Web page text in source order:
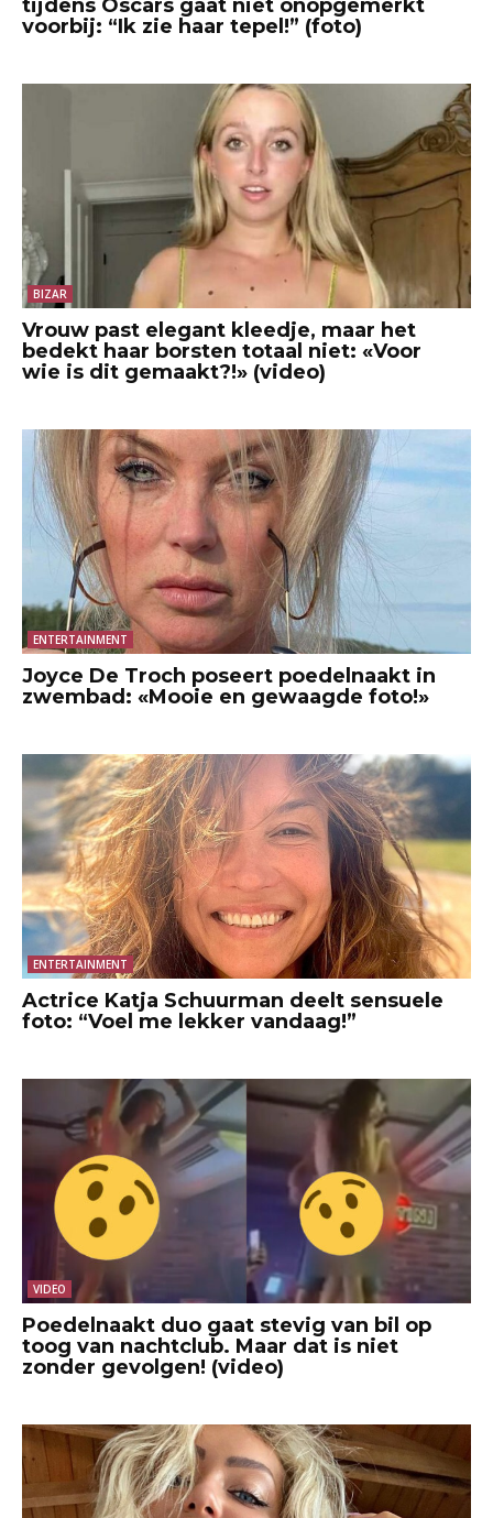
tijdens Oscars gaat niet onopgemerkt
voorbij: “Ik zie haar tepel!” (foto)
BIZAR
Vrouw past elegant kleedje, maar het
bedekt haar borsten totaal niet: «Voor
wie is dit gemaakt?!» (video)
ENTERTAINMENT
Joyce De Troch poseert poedelnaakt in
zwembad: «Mooie en gewaagde foto!»
ENTERTAINMENT
Actrice Katja Schuurman deelt sensuele
foto: “Voel me lekker vandaag!”
VIDEO
Poedelnaakt duo gaat stevig van bil op
toog van nachtclub. Maar dat is niet
zonder gevolgen! (video)